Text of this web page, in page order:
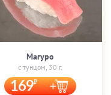
Магуро
с тунцом, 30 г.
169